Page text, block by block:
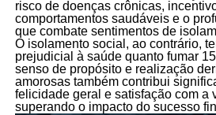
risco de doenças crônicas,
comportamentos saudáveis e o
que combate sentimentos de
O isolamento social, ao contrário,
prejudicial à saúde quanto fumar
senso de propósito e realização
amorosas também contribui
felicidade geral e satisfação com a
superando o impacto do sucesso